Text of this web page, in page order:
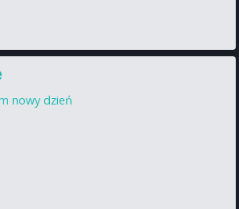
nowy dzień